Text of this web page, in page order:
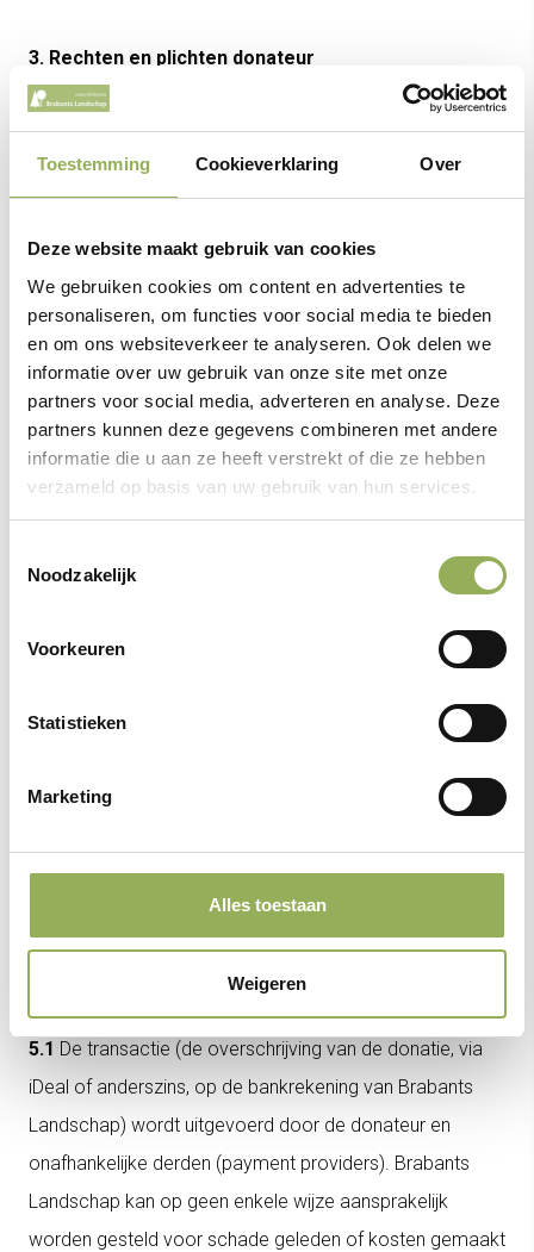
Toestemming Cookieverklaring Over
Deze website maakt gebruik van cookies
We gebruiken cookies om content en advertenties te
personaliseren, om functies voor social media te bieden
en om ons websiteverkeer te analyseren. Ook delen we
informatie over uw gebruik van onze site met onze
partners voor social media, adverteren en analyse. Deze
partners kunnen deze gegevens combineren met andere
informatie die u aan ze heeft verstrekt of die ze hebben
verzameld op basis van uw gebruik van hun services.
Noodzakelijk
Voorkeuren
Statistieken
Marketing
Alles toestaan
Weigeren
3. Rechten en plichten donateur
3.1 Om een donatie te kunnen doen dient de donateur de
leeftijd van 16 jaar te hebben bereikt of over goedkeuring
van ouder of voogd te beschikken voor het te doneren
voorwaarden dat dit het geval is.
3.2 De donateur doet alleen donaties uit eigen middelen
of uit middelen waarover hij/zij de volledige zeggenschap
heeft.
3.3De donateur verklaart geen verdere voorwaarden te
stellen aan de donatie anders dan dat de donatie voor
het in artikel 1 omschreven doel wordt ingezet.
3.4Nadat het met de donatie corresponderende bedrag
is bijgeschreven op de rekening van Brabants Landschap
kan de donatie niet meer worden herroepen.
Behoudens de verplichting de donatie te besteden
aan het in artikel 1 genoemde doel accepteert Brabants
Landschap geen andere verplichtingen als tegenprestatie
4.2De door donateur verstrekte gegevens zullen
conform de Privacyverklaring worden verwerkt en
bewaard.
5. Aansprakelijkheid
5.1 De transactie (de overschrijving van de donatie, via
iDeal of anderszins, op de bankrekening van Brabants
Landschap) wordt uitgevoerd door de donateur en
onafhankelijke derden (payment providers). Brabants
Landschap kan op geen enkele wijze aansprakelijk
worden gesteld voor schade geleden of kosten gemaakt